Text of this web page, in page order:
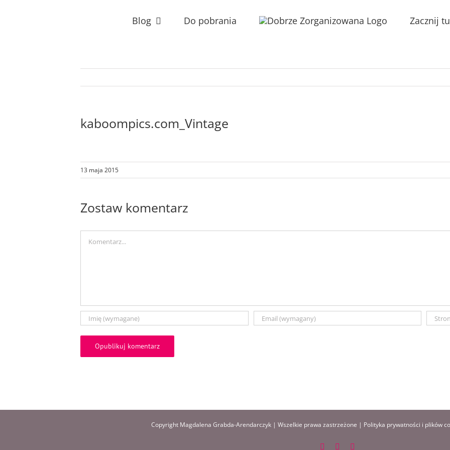
Blog Do pobrania Zacznij
kaboompics.com_Vintage
13 maja 2015
Zostaw komentarz
Copyright Magdalena Grabda-Arendarczyk | Wszelkie prawa zastrzeżone | Polityka prywatności i plików
FacebookInstagram